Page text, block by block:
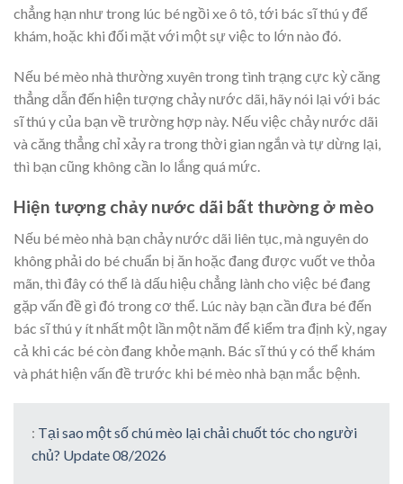
chẳng hạn như trong lúc bé ngồi xe ô tô, tới bác sĩ thú y để
khám, hoặc khi đối mặt với một sự việc to lớn nào đó.
Nếu bé mèo nhà thường xuyên trong tình trạng cực kỳ căng
thẳng dẫn đến hiện tượng chảy nước dãi, hãy nói lại với bác
sĩ thú y của bạn về trường hợp này. Nếu việc chảy nước dãi
và căng thẳng chỉ xảy ra trong thời gian ngắn và tự dừng lại,
thì bạn cũng không cần lo lắng quá mức.
Hiện tượng chảy nước dãi bất thường ở mèo
Nếu bé mèo nhà bạn chảy nước dãi liên tục, mà nguyên do
không phải do bé chuẩn bị ăn hoặc đang được vuốt ve thỏa
mãn, thì đây có thể là dấu hiệu chẳng lành cho việc bé đang
gặp vấn đề gì đó trong cơ thể. Lúc này bạn cần đưa bé đến
bác sĩ thú y ít nhất một lần một năm để kiểm tra định kỳ, ngay
cả khi các bé còn đang khỏe mạnh. Bác sĩ thú y có thể khám
và phát hiện vấn đề trước khi bé mèo nhà bạn mắc bệnh.
: Tại sao một số chú mèo lại chải chuốt tóc cho người
chủ? Update 08/2026